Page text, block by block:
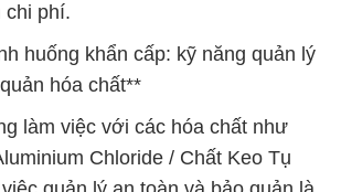
chi phí.
huống khẩn cấp: kỹ năng quản lý
hóa chất**
làm việc với các hóa chất như
Chloride / Chất Keo Tụ